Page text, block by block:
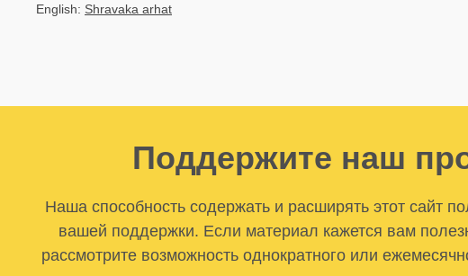
English: Shravaka arhat
Поддержите наш
Наша способность содержать и расширять этот сайт
вашей поддержки. Если материал кажется вам
рассмотрите возможность однократного или